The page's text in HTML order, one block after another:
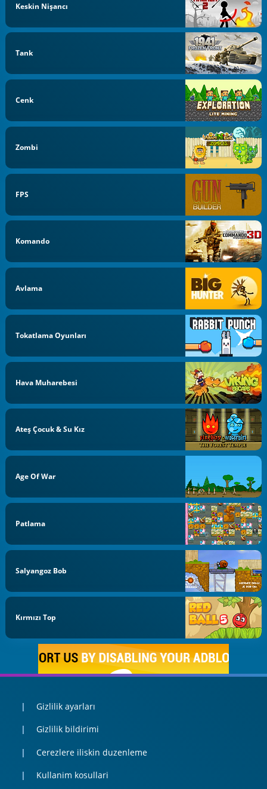
Keskin Nişancı
Tank
Cenk
Zombi
FPS
Komando
Avlama
Tokatlama Oyunları
Hava Muharebesi
Ateş Çocuk & Su Kız
Age Of War
Patlama
Salyangoz Bob
Kırmızı Top
Gizlilik ayarları
Gizlilik bildirimi
Cerezlere iliskin duzenleme
Kullanim kosullari